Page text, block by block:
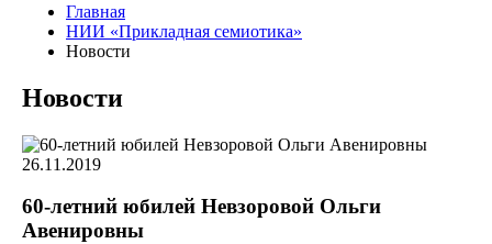
Главная
НИИ «Прикладная семиотика»
Новости
Новости
26.11.2019
60-летний юбилей Невзоровой Ольги
Авенировны